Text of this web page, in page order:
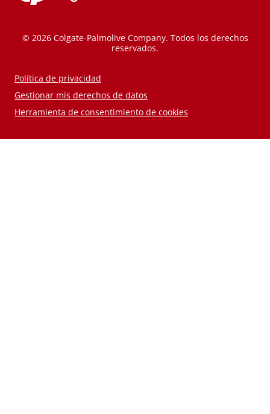
© 2026 Colgate-Palmolive Company. Todos los derechos
reservados.
Política de privacidad
Gestionar mis derechos de datos
Herramienta de consentimiento de cookies